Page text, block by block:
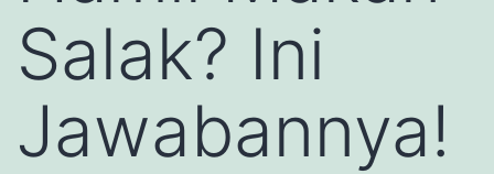
Salak? Ini
Jawabannya!